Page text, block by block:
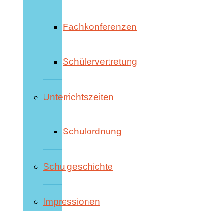
Fachkonferenzen
Schülervertretung
Unterrichtszeiten
Schulordnung
Schulgeschichte
Impressionen